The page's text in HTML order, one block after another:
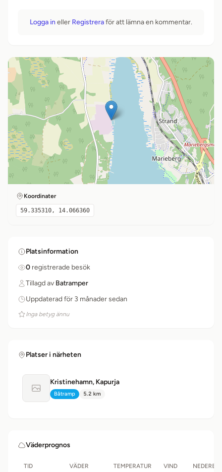
Logga in eller Registreraför att lämna en kommentar.
Koordinater
59.335310, 14.066360
Platsinformation
0 registrerade besök
Tillagd av Batramper
Uppdaterad för 3 månader sedan
Inga betyg ännu
Platser i närheten
Ingen bild tillgänglig
Kristinehamn, Kapurja
Typ:
Båtramp Avstånd:
5.2 km
Väderprognos
TID VÄDER TEMPERATUR VIND